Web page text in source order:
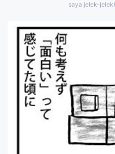
saya jelek-